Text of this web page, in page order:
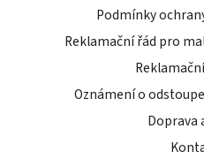
Podmínky
Reklamační řád pro
Oznámení o
Doprava